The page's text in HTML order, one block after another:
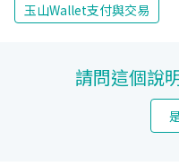
玉山Wallet支付與交易
請問這個說